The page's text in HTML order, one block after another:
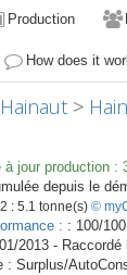
Production
How does it
Hainaut >
à jour production :
depuis le
: 5.1 tonne(s) ©
: : 100/
2013 - Raccordé
: Surplus/